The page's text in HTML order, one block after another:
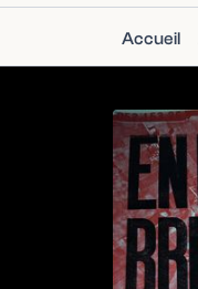
Accueil